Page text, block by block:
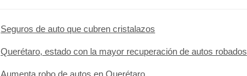
Seguros de auto que cubren cristalazos
Querétaro, estado con la mayor recuperación de autos robados
Aumenta robo de autos en Querétaro